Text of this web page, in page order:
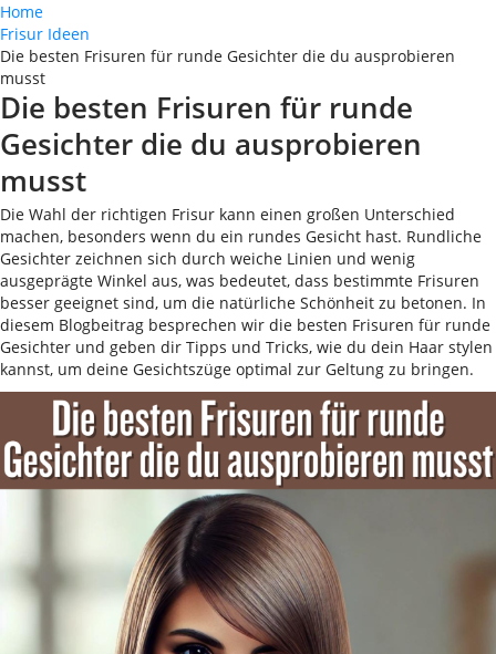
Home
Frisur Ideen
Die besten Frisuren für runde Gesichter die du ausprobieren
musst
Die besten Frisuren für runde
Gesichter die du ausprobieren
musst
Die Wahl der richtigen Frisur kann einen großen Unterschied
machen, besonders wenn du ein rundes Gesicht hast. Rundliche
Gesichter zeichnen sich durch weiche Linien und wenig
ausgeprägte Winkel aus, was bedeutet, dass bestimmte Frisuren
besser geeignet sind, um die natürliche Schönheit zu betonen. In
diesem Blogbeitrag besprechen wir die besten Frisuren für runde
Gesichter und geben dir Tipps und Tricks, wie du dein Haar stylen
kannst, um deine Gesichtszüge optimal zur Geltung zu bringen.